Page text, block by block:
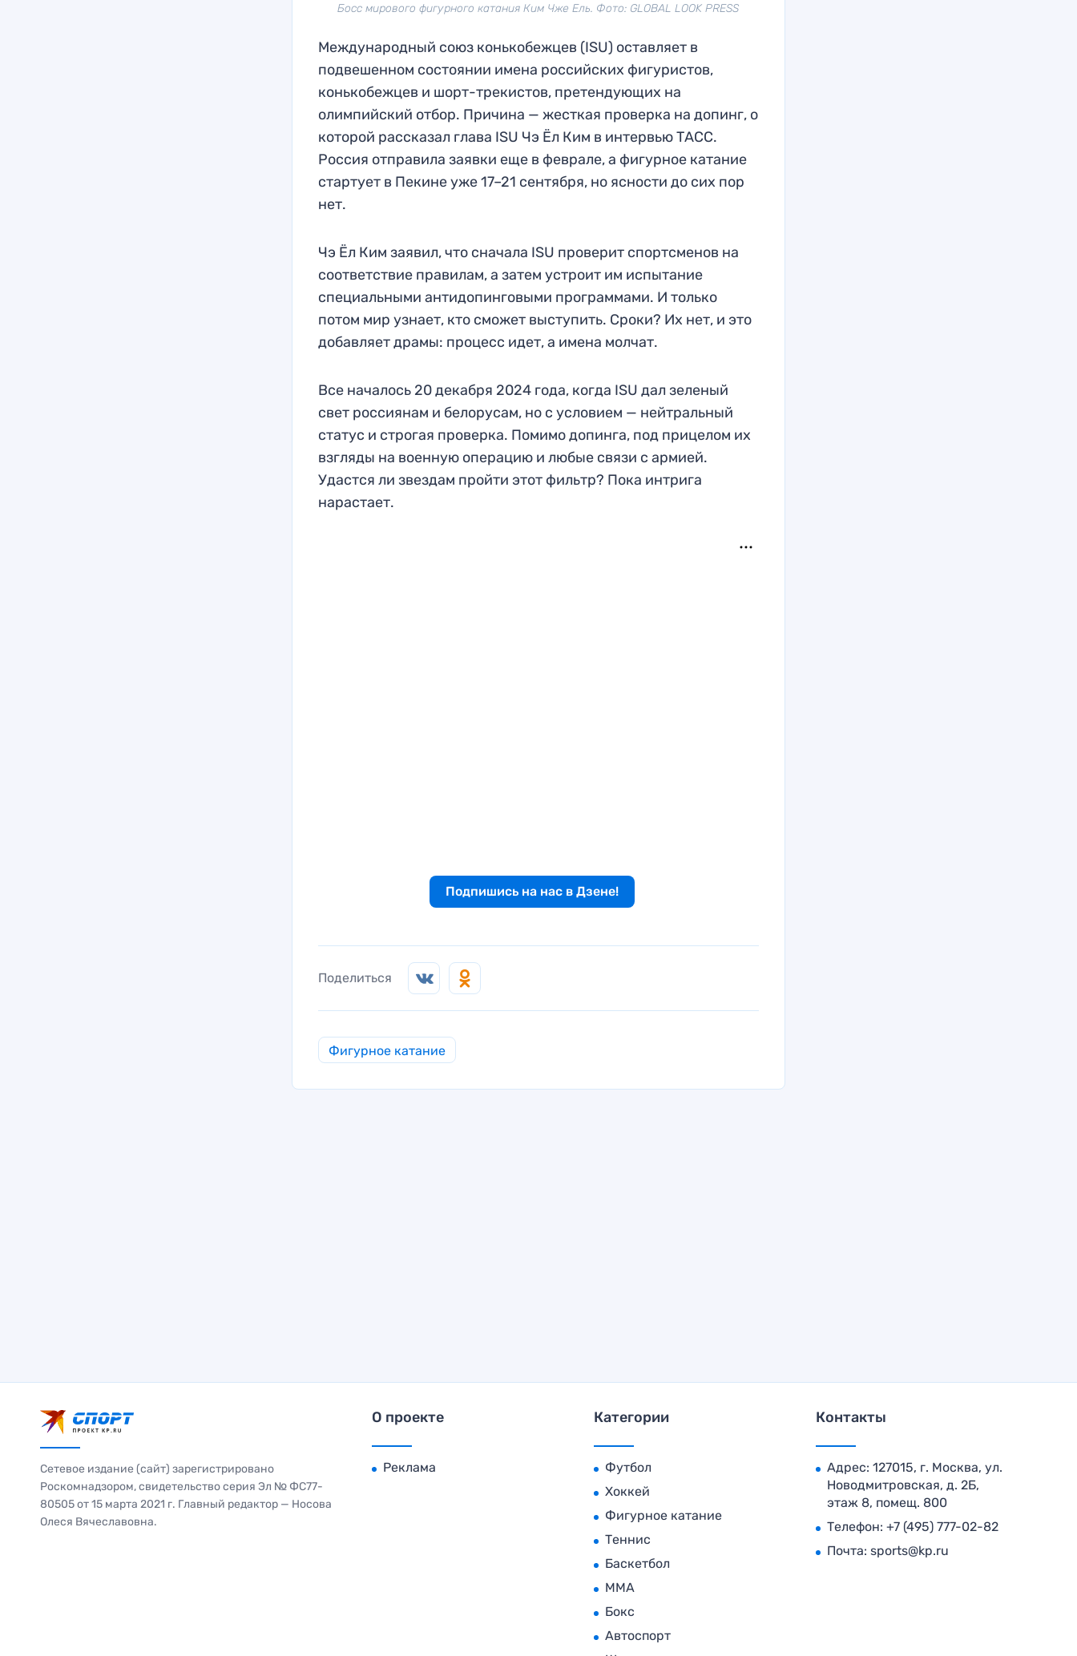
Босс мирового фигурного катания Ким Чже Ель. Фото: GLOBAL LOOK PRESS
Международный союз конькобежцев (ISU) оставляет в
подвешенном состоянии имена российских фигуристов,
конькобежцев и шорт-трекистов, претендующих на
олимпийский отбор. Причина — жесткая проверка на допинг, о
которой рассказал глава ISU Чэ Ёл Ким в интервью ТАСС.
Россия отправила заявки еще в феврале, а фигурное катание
стартует в Пекине уже 17–21 сентября, но ясности до сих пор
нет.
Чэ Ёл Ким заявил, что сначала ISU проверит спортсменов на
соответствие правилам, а затем устроит им испытание
специальными антидопинговыми программами. И только
потом мир узнает, кто сможет выступить. Сроки? Их нет, и это
добавляет драмы: процесс идет, а имена молчат.
Все началось 20 декабря 2024 года, когда ISU дал зеленый
свет россиянам и белорусам, но с условием — нейтральный
статус и строгая проверка. Помимо допинга, под прицелом их
взгляды на военную операцию и любые связи с армией.
Удастся ли звездам пройти этот фильтр? Пока интрига
нарастает.
Подпишись на нас в Дзене!
Поделиться
Фигурное катание
Сетевое издание (сайт) зарегистрировано
Роскомнадзором, свидетельство серия Эл № ФС77-
80505 от 15 марта 2021 г. Главный редактор — Носова
Олеся Вячеславовна.
О проекте
Реклама
Категории
Футбол
Хоккей
Фигурное катание
Теннис
Баскетбол
MMA
Бокс
Автоспорт
Контакты
Адрес: 127015, г. Москва, ул.
Новодмитровская, д. 2Б,
этаж 8, помещ. 800
Телефон: +7 (495) 777-02-82
Почта: sports@kp.ru